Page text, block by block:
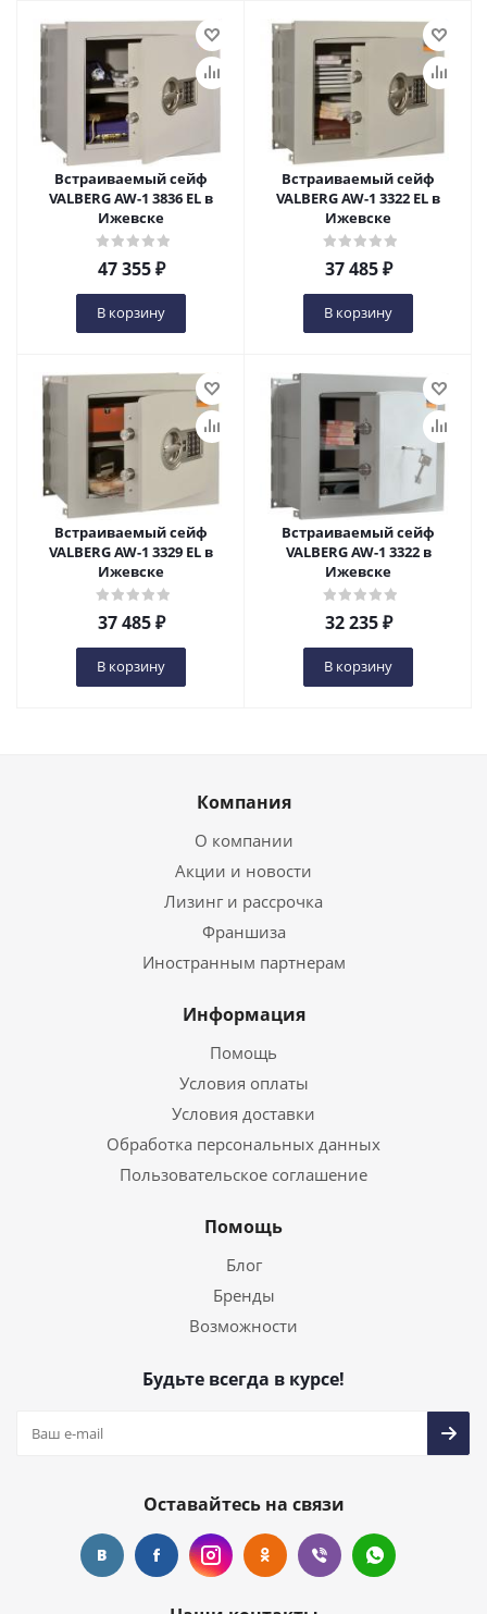
Встраиваемый сейф
VALBERG AW-1 3836 EL в
Ижевске
47 355₽
В корзину
Встраиваемый сейф
VALBERG AW-1 3322 EL в
Ижевске
37 485₽
В корзину
Встраиваемый сейф
VALBERG AW-1 3329 EL в
Ижевске
37 485₽
В корзину
Встраиваемый сейф
VALBERG AW-1 3322 в
Ижевске
32 235₽
В корзину
Компания
О компании
Акции и новости
Лизинг и рассрочка
Франшиза
Иностранным партнерам
Информация
Помощь
Условия оплаты
Условия доставки
Обработка персональных данных
Пользовательское соглашение
Помощь
Блог
Бренды
Возможности
Будьте всегда в курсе!
Оставайтесь на связи